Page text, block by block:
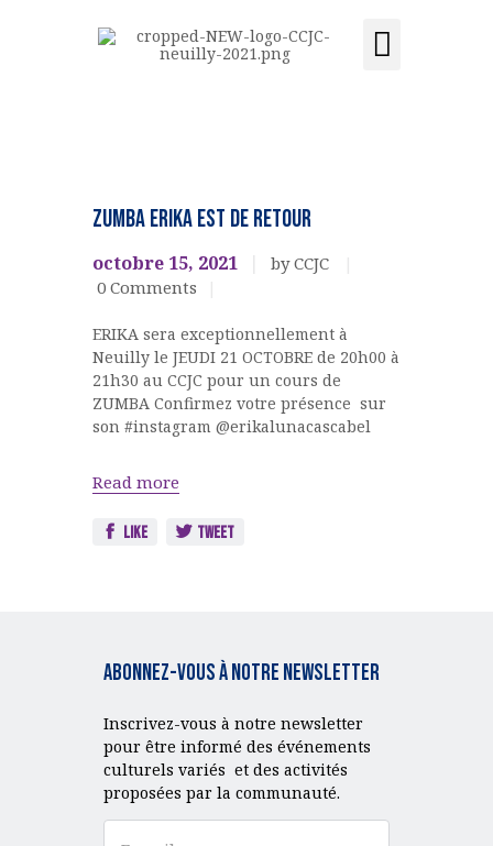
LE CENTRE
ACTIVITÉS ET COURS
CONTACT
ADHÉSION
ACQUISITION DU
CENTRE
ZUMBA ERIKA est de RETOUR
octobre 15, 2021
by CCJC
0 Comments
ERIKA sera exceptionnellement à
Neuilly le JEUDI 21 OCTOBRE de 20h00 à
21h30 au CCJC pour un cours de
ZUMBA Confirmez votre présence sur
son #instagram @erikalunacascabel
Read more
Like Tweet
Abonnez-vous à notre Newsletter
Inscrivez-vous à notre newsletter
pour être informé des événements
culturels variés et des activités
proposées par la communauté.